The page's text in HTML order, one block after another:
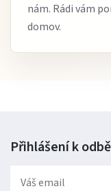
nám. Rádi vám
domov.
Přihlášení k